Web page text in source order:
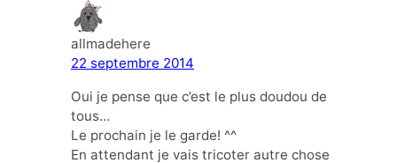
allmadehere
22 septembre 2014
Oui je pense que c’est le plus doudou de
tous…
Le prochain je le garde! ^^
En attendant je vais tricoter autre chose